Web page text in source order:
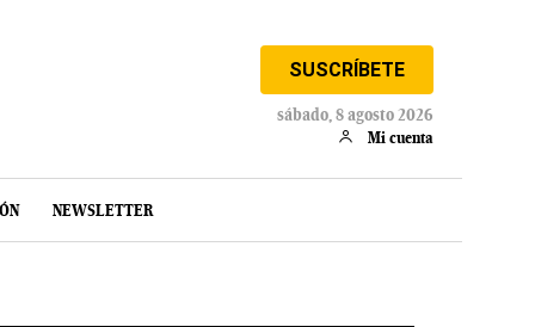
SUSCRÍBETE
sábado, 8 agosto 2026
Mi cuenta
NEWSLETTER